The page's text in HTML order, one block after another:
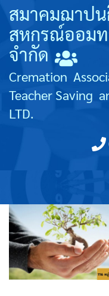
สมาคมฌาปน
สหกรณ์ออม
จำกัด
Cremation
Teacher Saving
LTD.